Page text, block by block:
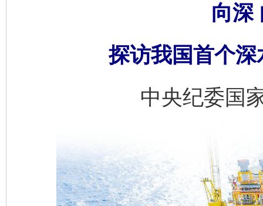
向深
探访我国首个
中央纪委国